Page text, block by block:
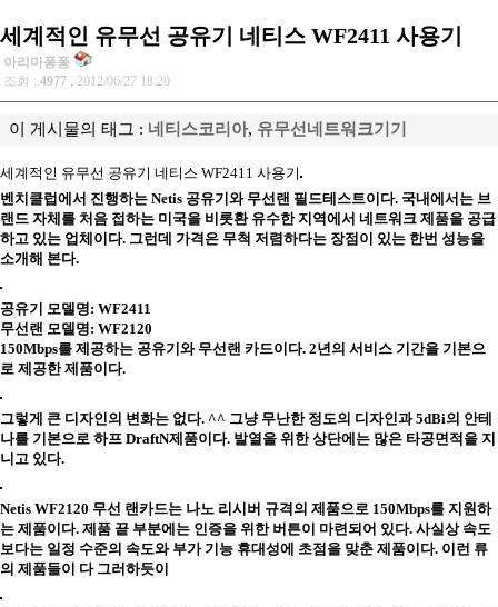
세계적인 유무선 공유기 네티스 WF2411 사용기
아리마퐁퐁
조회 : 4977 , 2012/06/27 18:20
이 게시물의 태그 : 네티스코리아, 유무선네트워크기기
세계적인 유무선 공유기 네티스 WF2411 사용기
벤치클럽에서 진행하는 Netis 공유기와 무선랜 필드테스트이다. 국내에서는 브
랜드 자체를 처음 접하는 미국을 비롯환 유수한 지역에서 네트워크 제품을 공급
하고 있는 업체이다. 그런데 가격은 무척 저렴하다는 장점이 있는 한번 성능을
소개해 본다.
공유기 모델명: WF2411
무선랜 모델명: WF2120
150Mbps를 제공하는 공유기와 무선랜 카드이다. 2년의 서비스 기간을 기본으
로 제공한 제품이다.
그렇게 큰 디자인의 변화는 없다. ^^ 그냥 무난한 정도의 디자인과 5dBi의 안테
나를 기본으로 하프 DraftN제품이다. 발열을 위한 상단에는 많은 타공면적을 지
니고 있다.
Netis WF2120 무선 랜카드는 나노 리시버 규격의 제품으로 150Mbps를 지원하
는 제품이다. 제품 끝 부분에는 인증을 위한 버튼이 마련되어 있다. 사실상 속도
보다는 일정 수준의 속도와 부가 기능 휴대성에 초점을 맞춘 제품이다. 이런 류
의 제품들이 다 그러하듯이